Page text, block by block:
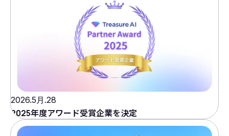
2026.5月.28
2025年度アワード受賞企業を決定